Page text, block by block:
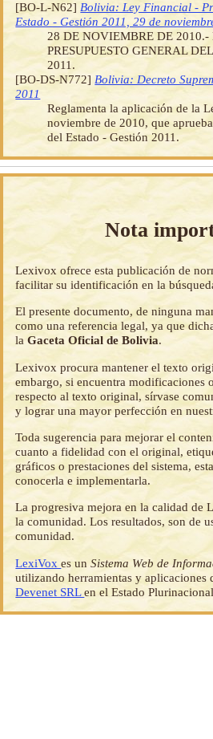
[BO-L-N62] Bolivia: Ley Financial -
Estado - Gestión 2011, 29 de
28 DE NOVIEMBRE DE 2010.-
PRESUPUESTO GENERAL
2011.
[BO-DS-N772] Bolivia: Decreto
2011
Reglamenta la aplicación de la
noviembre de 2010, que
del Estado - Gestión 2011.
Nota
Lexivox ofrece esta publicación de
facilitar su identificación en la
El presente documento, de ninguna
como una referencia legal, ya que
laGaceta Oficial de Bolivia.
Lexivox procura mantener el texto
embargo, si encuentra modificaciones
respecto al texto original, sírvase
y lograr una mayor perfección en
Toda sugerencia para mejorar el
cuanto a fidelidad con el original,
gráficos o prestaciones del sistema,
conocerla e implementarla.
La progresiva mejora en la calidad de
la comunidad. Los resultados, son de
comunidad.
LexiVoxes unSistema Web de
utilizando herramientas y aplicaciones
Devenet SRLen el Estado